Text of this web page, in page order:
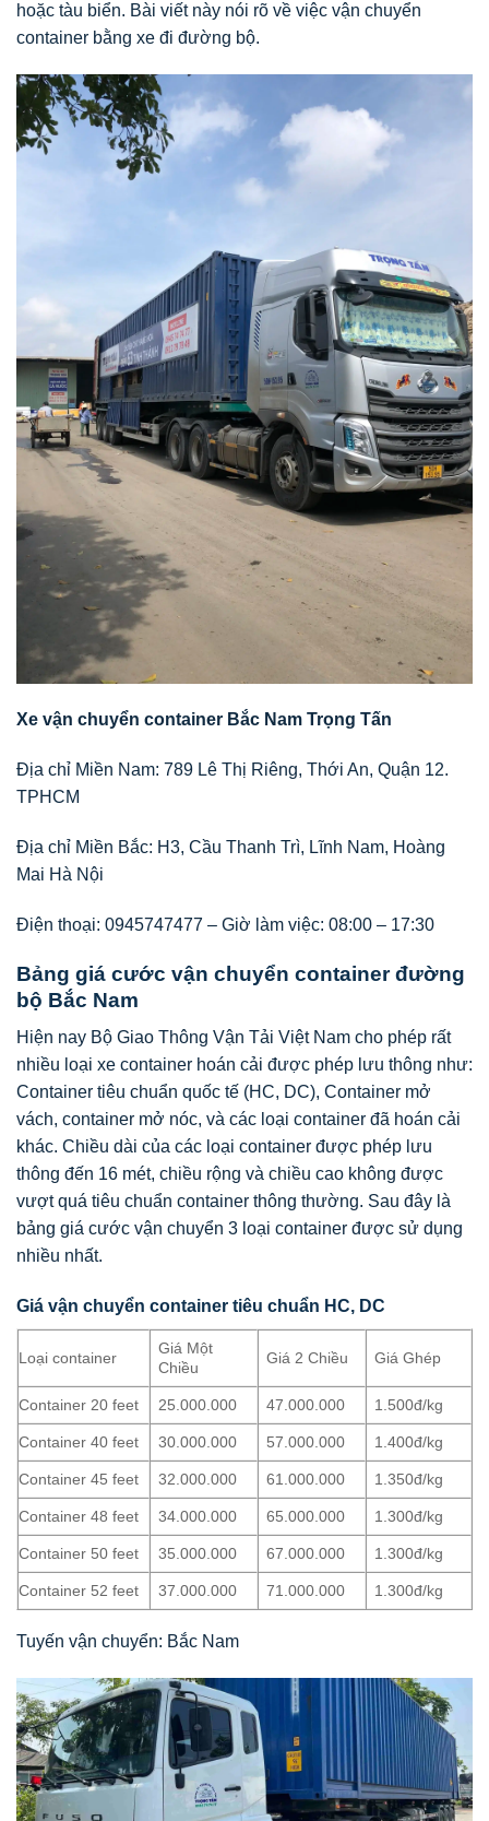
hoặc tàu biển. Bài viết này nói rõ về việc vận chuyển
container bằng xe đi đường bộ.
Xe vận chuyển container Bắc Nam Trọng Tấn
Địa chỉ Miền Nam: 789 Lê Thị Riêng, Thới An, Quận 12.
TPHCM
Địa chỉ Miền Bắc: H3, Cầu Thanh Trì, Lĩnh Nam, Hoàng
Mai Hà Nội
Điện thoại: 0945747477 – Giờ làm việc: 08:00 – 17:30
Bảng giá cước vận chuyển container đường
bộ Bắc Nam
Hiện nay Bộ Giao Thông Vận Tải Việt Nam cho phép rất
nhiều loại xe container hoán cải được phép lưu thông như:
Container tiêu chuẩn quốc tế (HC, DC), Container mở
vách, container mở nóc, và các loại container đã hoán cải
khác. Chiều dài của các loại container được phép lưu
thông đến 16 mét, chiều rộng và chiều cao không được
vượt quá tiêu chuẩn container thông thường. Sau đây là
bảng giá cước vận chuyển 3 loại container được sử dụng
nhiều nhất.
Giá vận chuyển container tiêu chuẩn HC, DC
Loại container
Giá Một
Chiều
Giá 2 Chiều Giá Ghép
Container 20 feet 25.000.000 47.000.000 1.500đ/kg
Container 40 feet 30.000.000 57.000.000 1.400đ/kg
Container 45 feet 32.000.000 61.000.000 1.350đ/kg
Container 48 feet 34.000.000 65.000.000 1.300đ/kg
Container 50 feet 35.000.000 67.000.000 1.300đ/kg
Container 52 feet 37.000.000 71.000.000 1.300đ/kg
Tuyến vận chuyển: Bắc Nam